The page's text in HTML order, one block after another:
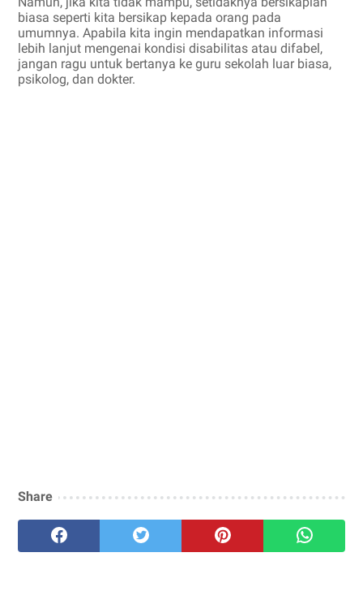
biasa seperti kita bersikap kepada orang pada
umumnya. Apabila kita ingin mendapatkan informasi
lebih lanjut mengenai kondisi disabilitas atau difabel,
jangan ragu untuk bertanya ke guru sekolah luar biasa,
psikolog, dan dokter.
Share